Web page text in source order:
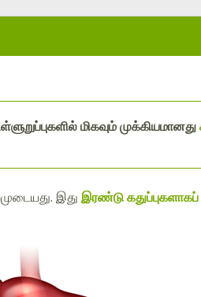
மிகவும் முக்கியமானது
இது இரண்டு கதுப்புகளாகப்